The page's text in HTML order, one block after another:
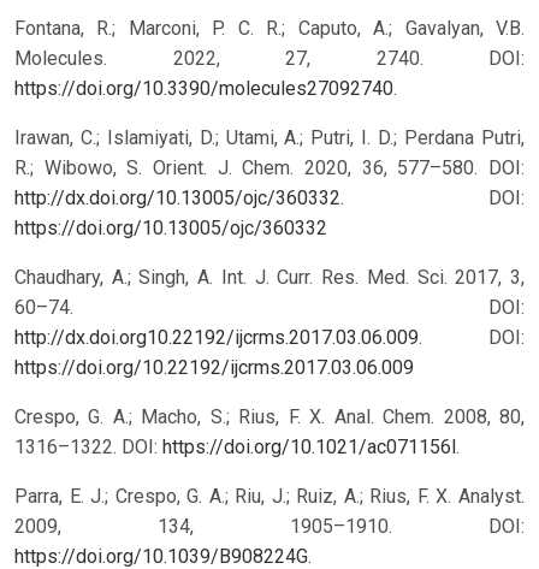
Fontana, R.; Marconi, P. C. R.; Caputo, A.; Gavalyan, V.B.
Molecules. 2022, 27, 2740. DOI:
https://doi.org/10.3390/molecules27092740.
Irawan, C.; Islamiyati, D.; Utami, A.; Putri, I. D.; Perdana Putri,
R.; Wibowo, S. Orient. J. Chem. 2020, 36, 577–580. DOI:
http://dx.doi.org/10.13005/ojc/360332. DOI:
https://doi.org/10.13005/ojc/360332
Chaudhary, A.; Singh, A. Int. J. Curr. Res. Med. Sci. 2017, 3,
60–74. DOI:
http://dx.doi.org10.22192/ijcrms.2017.03.06.009. DOI:
https://doi.org/10.22192/ijcrms.2017.03.06.009
Crespo, G. A.; Macho, S.; Rius, F. X. Anal. Chem. 2008, 80,
1316–1322. DOI: https://doi.org/10.1021/ac071156l.
Parra, E. J.; Crespo, G. A.; Riu, J.; Ruiz, A.; Rius, F. X. Analyst.
2009, 134, 1905–1910. DOI:
https://doi.org/10.1039/B908224G.